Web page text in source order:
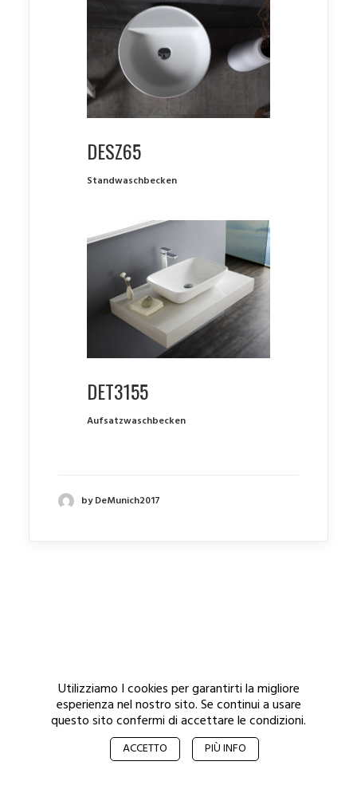
DESZ65
Standwaschbecken
DET3155
Aufsatzwaschbecken
by DeMunich2017
Utilizziamo I cookies per garantirti la migliore
esperienza nel nostro sito. Se continui a usare
questo sito confermi di accettare le condizioni.
ACCETTO PIÙ INFO